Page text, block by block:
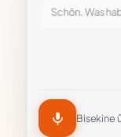
Schön. Was
Bisekine